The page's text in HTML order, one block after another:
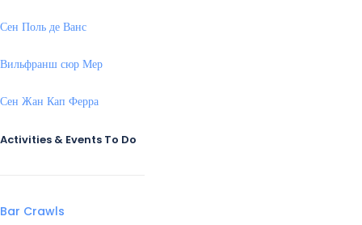
Сен Поль де Ванс
Вильфранш сюр Мер
Сен Жан Кап Ферра
Activities & Events To Do
Bar Crawls